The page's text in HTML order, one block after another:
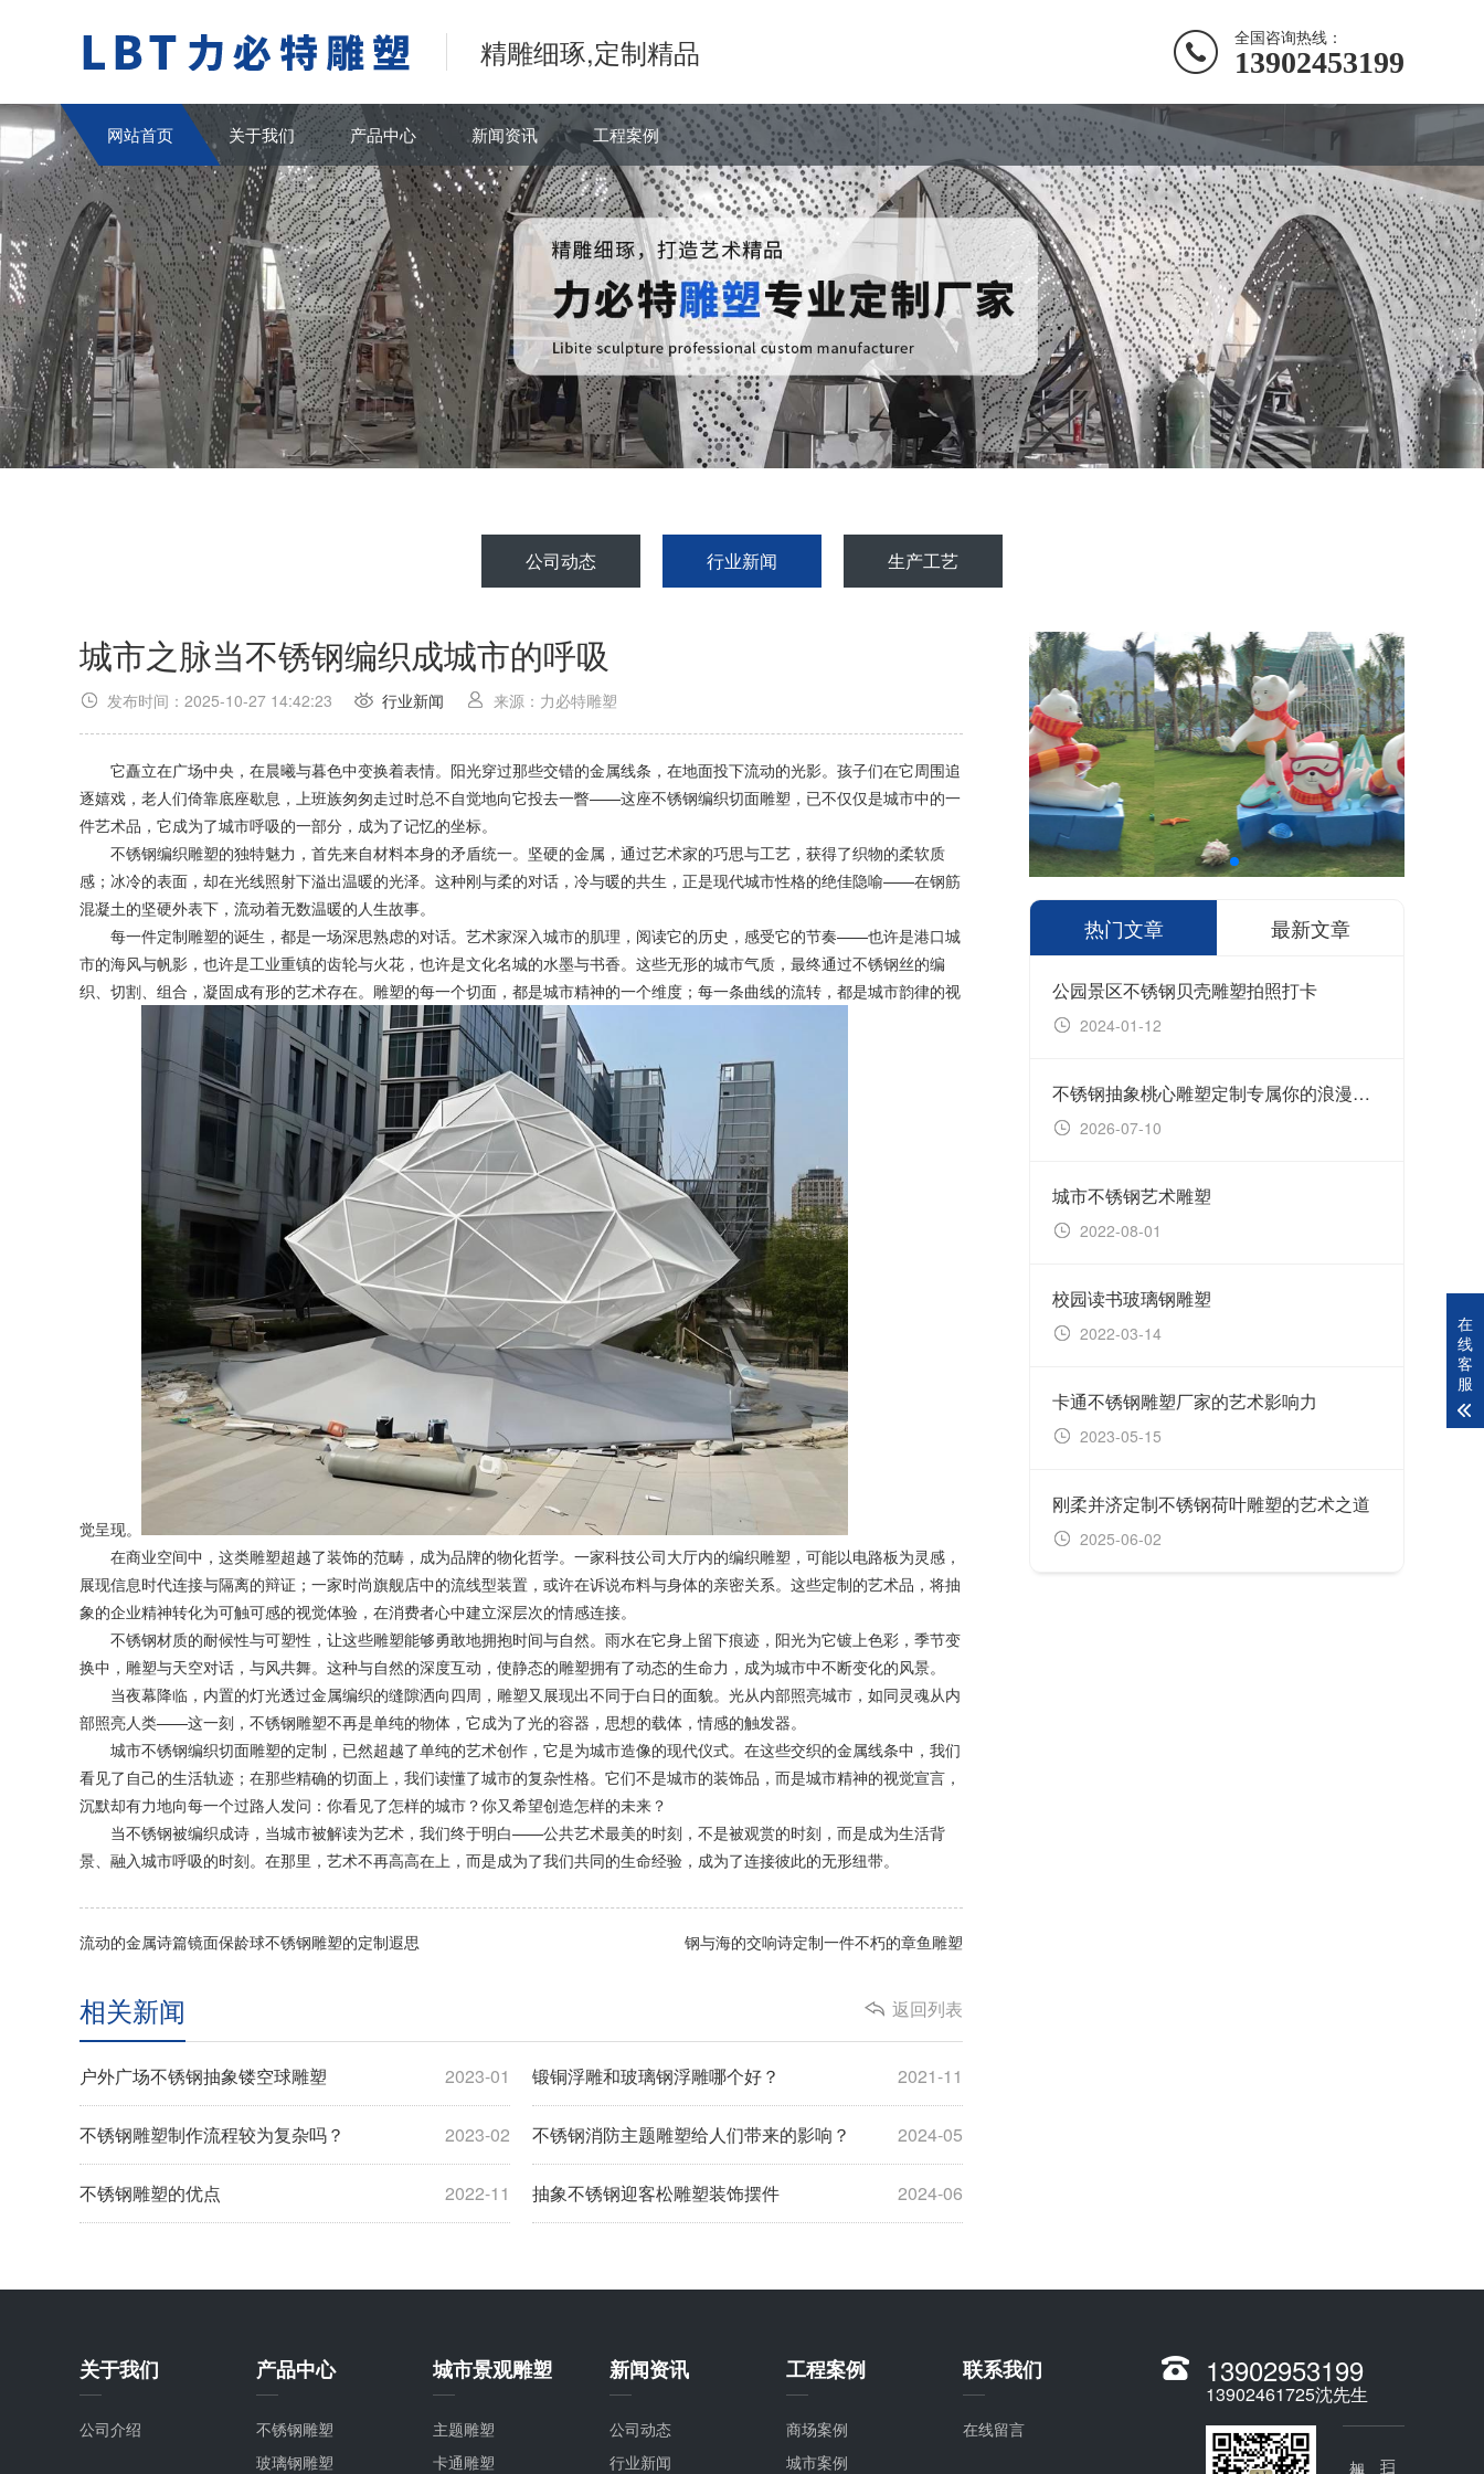
精雕细琢,定制精品 全国咨询热线：
13902453199
网站首页 关于我们 产品中心 新闻资讯 工程案例
公司动态 行业新闻 生产工艺
城市之脉当不锈钢编织成城市的呼吸
发布时间：2025-10-27 14:42:23 行业新闻 来源：力必特雕塑
它矗立在广场中央，在晨曦与暮色中变换着表情。阳光穿过那些交错的金属线条，在地面投下流动的光影。孩子们在它周围追
逐嬉戏，老人们倚靠底座歇息，上班族匆匆走过时总不自觉地向它投去一瞥——这座不锈钢编织切面雕塑，已不仅仅是城市中的一
件艺术品，它成为了城市呼吸的一部分，成为了记忆的坐标。
不锈钢编织雕塑的独特魅力，首先来自材料本身的矛盾统一。坚硬的金属，通过艺术家的巧思与工艺，获得了织物的柔软质
感；冰冷的表面，却在光线照射下溢出温暖的光泽。这种刚与柔的对话，冷与暖的共生，正是现代城市性格的绝佳隐喻——在钢筋
混凝土的坚硬外表下，流动着无数温暖的人生故事。
每一件定制雕塑的诞生，都是一场深思熟虑的对话。艺术家深入城市的肌理，阅读它的历史，感受它的节奏——也许是港口城
市的海风与帆影，也许是工业重镇的齿轮与火花，也许是文化名城的水墨与书香。这些无形的城市气质，最终通过不锈钢丝的编
织、切割、组合，凝固成有形的艺术存在。雕塑的每一个切面，都是城市精神的一个维度；每一条曲线的流转，都是城市韵律的视
觉呈现。
在商业空间中，这类雕塑超越了装饰的范畴，成为品牌的物化哲学。一家科技公司大厅内的编织雕塑，可能以电路板为灵感，
展现信息时代连接与隔离的辩证；一家时尚旗舰店中的流线型装置，或许在诉说布料与身体的亲密关系。这些定制的艺术品，将抽
象的企业精神转化为可触可感的视觉体验，在消费者心中建立深层次的情感连接。
不锈钢材质的耐候性与可塑性，让这些雕塑能够勇敢地拥抱时间与自然。雨水在它身上留下痕迹，阳光为它镀上色彩，季节变
换中，雕塑与天空对话，与风共舞。这种与自然的深度互动，使静态的雕塑拥有了动态的生命力，成为城市中不断变化的风景。
当夜幕降临，内置的灯光透过金属编织的缝隙洒向四周，雕塑又展现出不同于白日的面貌。光从内部照亮城市，如同灵魂从内
部照亮人类——这一刻，不锈钢雕塑不再是单纯的物体，它成为了光的容器，思想的载体，情感的触发器。
城市不锈钢编织切面雕塑的定制，已然超越了单纯的艺术创作，它是为城市造像的现代仪式。在这些交织的金属线条中，我们
看见了自己的生活轨迹；在那些精确的切面上，我们读懂了城市的复杂性格。它们不是城市的装饰品，而是城市精神的视觉宣言，
沉默却有力地向每一个过路人发问：你看见了怎样的城市？你又希望创造怎样的未来？
当不锈钢被编织成诗，当城市被解读为艺术，我们终于明白——公共艺术最美的时刻，不是被观赏的时刻，而是成为生活背
景、融入城市呼吸的时刻。在那里，艺术不再高高在上，而是成为了我们共同的生命经验，成为了连接彼此的无形纽带。
流动的金属诗篇镜面保龄球不锈钢雕塑的定制遐思 钢与海的交响诗定制一件不朽的章鱼雕塑
返回列表
相关新闻
2023-01
户外广场不锈钢抽象镂空球雕塑 2021-11
锻铜浮雕和玻璃钢浮雕哪个好？
2023-02
不锈钢雕塑制作流程较为复杂吗？ 2024-05
不锈钢消防主题雕塑给人们带来的影响？
2022-11
不锈钢雕塑的优点 2024-06
抽象不锈钢迎客松雕塑装饰摆件
热门文章 最新文章
公园景区不锈钢贝壳雕塑拍照打卡
2024-01-12
不锈钢抽象桃心雕塑定制专属你的浪漫地标
2026-07-10
城市不锈钢艺术雕塑
2022-08-01
校园读书玻璃钢雕塑
2022-03-14
卡通不锈钢雕塑厂家的艺术影响力
2023-05-15
刚柔并济定制不锈钢荷叶雕塑的艺术之道
2025-06-02
抽
镜
关于我们
公司介绍
产品中心
不锈钢雕塑
玻璃钢雕塑
城市景观雕塑
主题雕塑
卡通雕塑
新闻资讯
公司动态
行业新闻
工程案例
商场案例
城市案例
联系我们
在线留言
13902953199
13902461725沈先生
在
线
客
服